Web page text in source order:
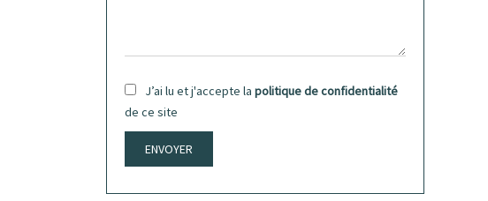
J’ai lu et j'accepte la politique de confidentialité
de ce site
ENVOYER